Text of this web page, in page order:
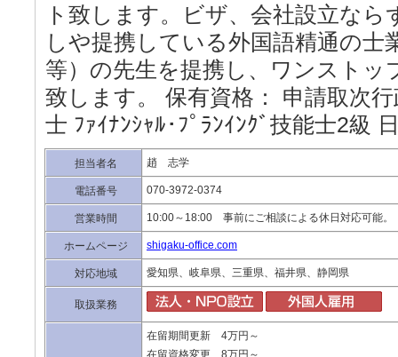
ト致します。ビザ、会社設立なら
しや提携している外国語精通の士
等）の先生を提携し、ワンストッ
致します。 保有資格： 申請取次
士 ﾌｧｲﾅﾝｼｬﾙ･ﾌﾟﾗﾝｲﾝｸﾞ技能士2級
担当者名 趙 志学
電話番号 070-3972-0374
営業時間 10:00～18:00 事前にご相談による休日対応可能。
ホームページ shigaku-office.com
対応地域 愛知県、岐阜県、三重県、福井県、静岡県
取扱業務
在留期間更新 4万円～
在留資格変更 8万円～